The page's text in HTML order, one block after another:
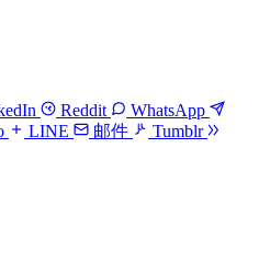
Reddit
WhatsApp
LINE 邮件
Tumblr